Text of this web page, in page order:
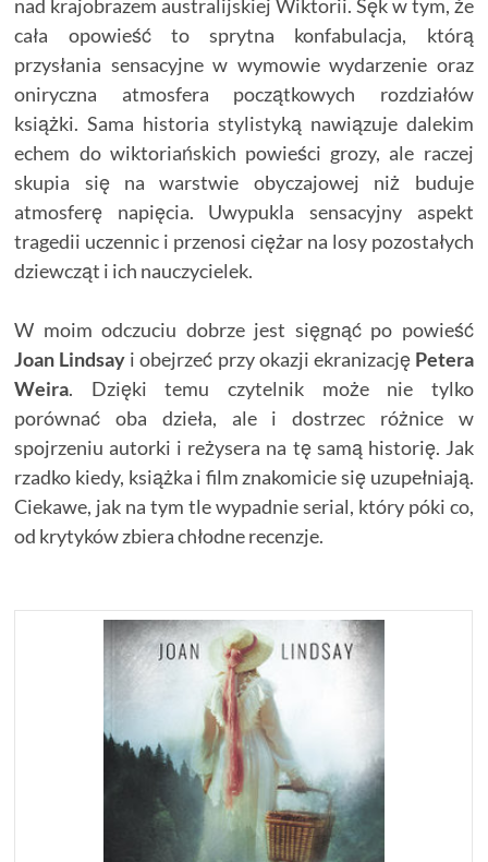
nad krajobrazem australijskiej Wiktorii. Sęk w tym, że
cała opowieść to sprytna konfabulacja, którą
przysłania sensacyjne w wymowie wydarzenie oraz
oniryczna atmosfera początkowych rozdziałów
książki. Sama historia stylistyką nawiązuje dalekim
echem do wiktoriańskich powieści grozy, ale raczej
skupia się na warstwie obyczajowej niż buduje
atmosferę napięcia. Uwypukla sensacyjny aspekt
tragedii uczennic i przenosi ciężar na losy pozostałych
dziewcząt i ich nauczycielek.
W moim odczuciu dobrze jest sięgnąć po powieść
Joan Lindsay i obejrzeć przy okazji ekranizację Petera
Weira. Dzięki temu czytelnik może nie tylko
porównać oba dzieła, ale i dostrzec różnice w
spojrzeniu autorki i reżysera na tę samą historię. Jak
rzadko kiedy, książka i film znakomicie się uzupełniają.
Ciekawe, jak na tym tle wypadnie serial, który póki co,
od krytyków zbiera chłodne recenzje.